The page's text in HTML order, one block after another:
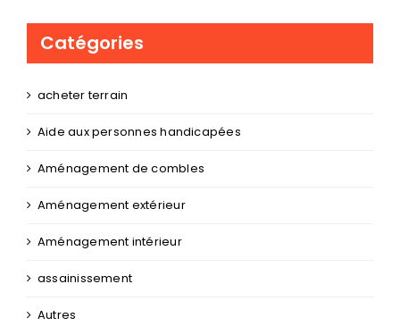
acheter terrain
Aide aux personnes handicapées
Aménagement de combles
Aménagement extérieur
Aménagement intérieur
assainissement
Autres
Bardage industriel